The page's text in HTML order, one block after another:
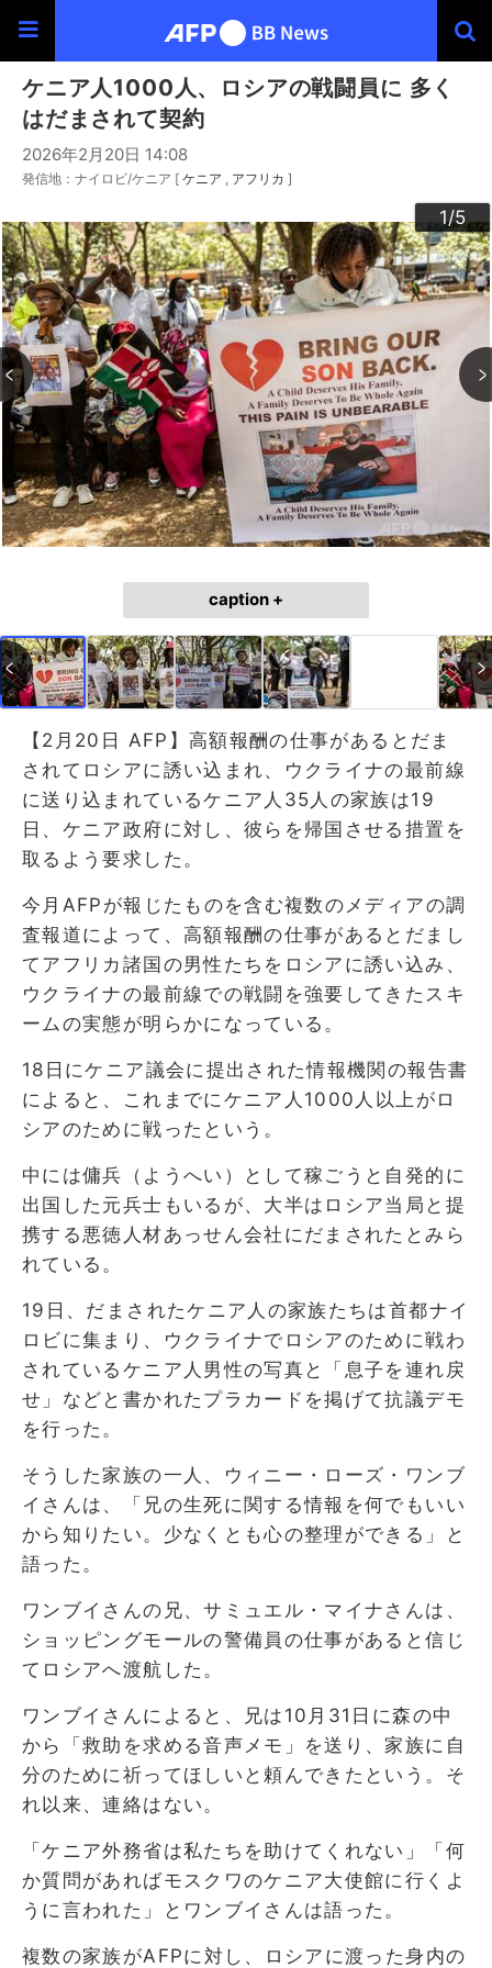
ケニア人1000人、ロシアの戦闘員に 多く
はだまされて契約
2026年2月20日 14:08
発信地：ナイロビ/ケニア [ ケニア アフリカ ]
1/5
2/5
3/5
4/5
5/5
caption +
【2月20日 AFP】高額報酬の仕事があるとだま
されてロシアに誘い込まれ、ウクライナの最前線
に送り込まれているケニア人35人の家族は19
日、ケニア政府に対し、彼らを帰国させる措置を
取るよう要求した。
今月AFPが報じたものを含む複数のメディアの調
査報道によって、高額報酬の仕事があるとだまし
てアフリカ諸国の男性たちをロシアに誘い込み、
ウクライナの最前線での戦闘を強要してきたスキ
ームの実態が明らかになっている。
18日にケニア議会に提出された情報機関の報告書
によると、これまでにケニア人1000人以上がロ
シアのために戦ったという。
中には傭兵（ようへい）として稼ごうと自発的に
出国した元兵士もいるが、大半はロシア当局と提
携する悪徳人材あっせん会社にだまされたとみら
れている。
19日、だまされたケニア人の家族たちは首都ナイ
ロビに集まり、ウクライナでロシアのために戦わ
されているケニア人男性の写真と「息子を連れ戻
せ」などと書かれたプラカードを掲げて抗議デモ
を行った。
そうした家族の一人、ウィニー・ローズ・ワンブ
イさんは、「兄の生死に関する情報を何でもいい
から知りたい。少なくとも心の整理ができる」と
語った。
ワンブイさんの兄、サミュエル・マイナさんは、
ショッピングモールの警備員の仕事があると信じ
てロシアへ渡航した。
ワンブイさんによると、兄は10月31日に森の中
か​​ら「救助を求める音声メモ」を送り、家族に自
分のために祈ってほしいと頼んできたという。そ
れ以来、連絡はない。
「ケニア外務省は私たちを助けてくれない」「何
か質問があればモスクワのケニア大使館に行くよ
うに言われた」とワンブイさんは語った。
複数の家族がAFPに対し、ロシアに渡った身内の